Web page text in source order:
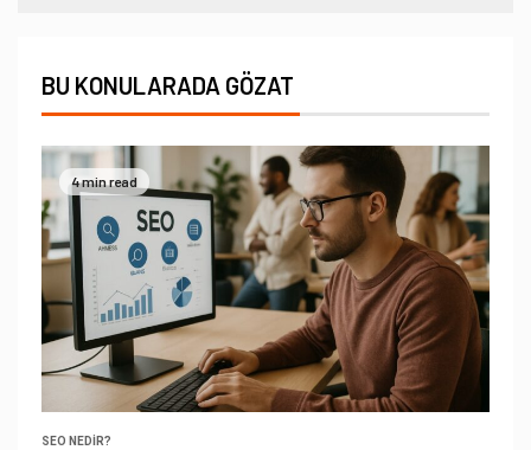
BU KONULARADA GÖZAT
4 min read
SEO NEDIR?